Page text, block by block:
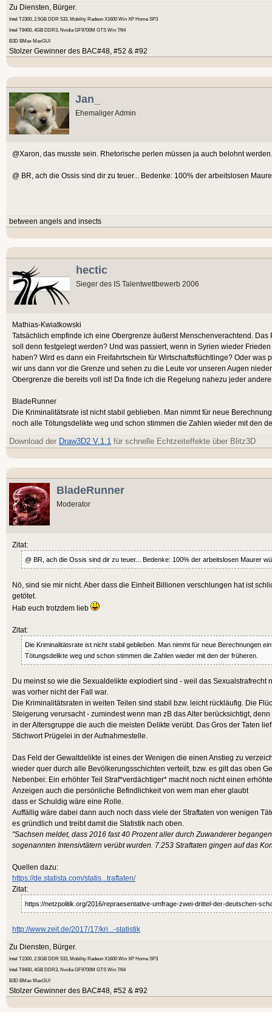
Zu Diensten, Bürger.
Intel T2300, 2.5GB DDR 533, Mobility Radeon X1600 Win XP Home SP3
Intel T8400, 4GB DDR3, Nvidia GF9700M GTS Win 7/64
B3D BMax MaxGUI
Stolzer Gewinner des BAC#48, #52 & #92
Jan_
Ehemaliger Admin
@Xaron, das musste sein. Rhetorische perlen müssen ja auch belohnt werden.
@ BR, ach die Ossis sind dir zu teuer... Bedenke: 100% der arbeitslosen
between angels and insects
hectic
Sieger des IS Talentwettbewerb 2006
Mathias-Kwiatkowski
Tatsächlich empfinde ich eine Obergrenze äußerst Menschenverachtend.
soll denn festgelegt werden? Und was passiert, wenn in Syrien wieder
haben? Wird es dann ein Freifahrtschein für Wirtschaftsflüchtlinge? Oder was
wir uns dann vor die Grenze und sehen zu die Leute vor unseren Augen
Obergrenze die bereits voll ist! Da finde ich die Regelung nahezu jeder
BladeRunner
Die Kriminalitätsrate ist nicht stabil geblieben. Man nimmt für neue
noch alle Tötungsdelikte weg und schon stimmen die Zahlen wieder mit den
Download der Draw3D2 V.1.1 für schnelle Echtzeiteffekte über Blitz3D
BladeRunner
Moderator
Zitat:
@ BR, ach die Ossis sind dir zu teuer... Bedenke: 100% der arbeitslosen Maurer
Nö, sind sie mir nicht. Aber dass die Einheit Billionen verschlungen hat ist
getötet.
Hab euch trotzdem lieb
Zitat:
Die Kriminalitätsrate ist nicht stabil geblieben. Man nimmt für neue Berechnungen
Tötungsdelikte weg und schon stimmen die Zahlen wieder mit den der früheren.
Du meinst so wie die Sexualdelikte explodiert sind - weil das Sexualstrafrecht
was vorher nicht der Fall war.
Die Kriminalitätsraten in weiten Teilen sind stabil bzw. leicht rückläufig. Die
Steigerung verursacht - zumindest wenn man zB das Alter berücksichtigt,
in der Altersgruppe die auch die meisten Delikte verübt. Das Gros der Taten
Stichwort Prügelei in der Aufnahmestelle.
Das Feld der Gewaltdelikte ist eines der Wenigen die einen Anstieg zu
wieder quer durch alle Bevölkerungsschichten verteilt, bzw. es gilt das oben
Nebenbei: Ein erhöhter Teil Straf*verdächtiger* macht noch nicht einen
Anzeigen auch die persönliche Befindlichkeit von wem man eher glaubt
dass er Schuldig wäre eine Rolle.
Auffällig wäre dabei dann auch noch dass viele der Straftaten von wenigen
es gründlich und treibt damit die Statistik nach oben.
"Sachsen meldet, dass 2016 fast 40 Prozent aller durch Zuwanderer
sogenannten Intensivtätern verübt wurden. 7.253 Straftaten gingen auf das
Quellen dazu:
https://de.statista.com/statis...traftaten/
Zitat:
https://netzpolitik.org/2016/repraesentative-umfrage-zwei-drittel-der-deutschen-
http://www.zeit.de/2017/17/kri...-statistik
Zu Diensten, Bürger.
Intel T2300, 2.5GB DDR 533, Mobility Radeon X1600 Win XP Home SP3
Intel T8400, 4GB DDR3, Nvidia GF9700M GTS Win 7/64
B3D BMax MaxGUI
Stolzer Gewinner des BAC#48, #52 & #92